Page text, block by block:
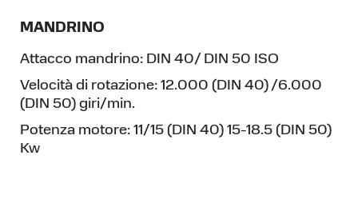
MANDRINO
Attacco mandrino: DIN 40/ DIN 50 ISO
Velocità di rotazione: 12.000 (DIN 40) /6.000
(DIN 50) giri/min.
Potenza motore: 11/15 (DIN 40) 15-18.5 (DIN 50)
Kw